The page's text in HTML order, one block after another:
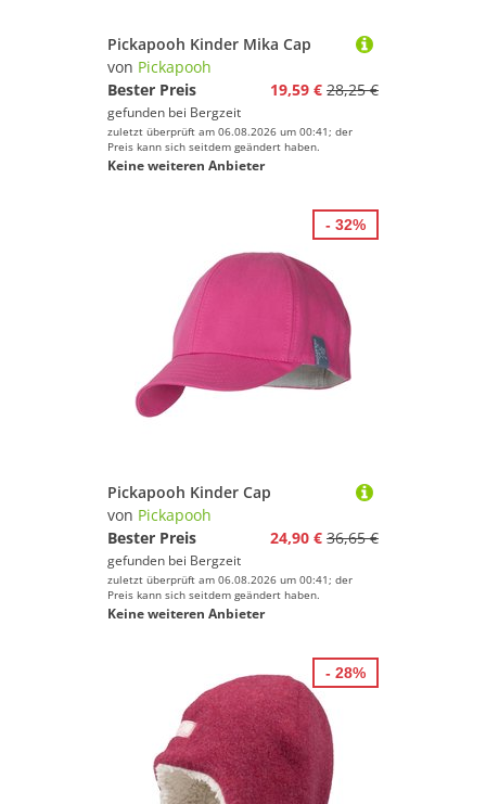
Pickapooh Kinder Mika Cap
von Pickapooh
Bester Preis
19,59 € 28,25 €
gefunden bei Bergzeit
zuletzt überprüft am 06.08.2026 um 00:41; der
Preis kann sich seitdem geändert haben.
Keine weiteren Anbieter
Pickapooh Kinder Cap
von Pickapooh
Bester Preis
24,90 € 36,65 €
gefunden bei Bergzeit
zuletzt überprüft am 06.08.2026 um 00:41; der
Preis kann sich seitdem geändert haben.
Keine weiteren Anbieter
- 32%
- 28%